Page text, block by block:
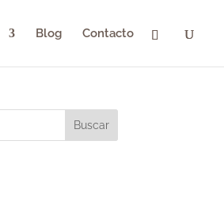
Blog Contacto
Buscar